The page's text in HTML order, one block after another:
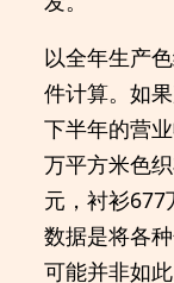
以全年生产
件计算。如
下半年的营
万平方米色
元，衬衫677
数据是将各
可能并非如